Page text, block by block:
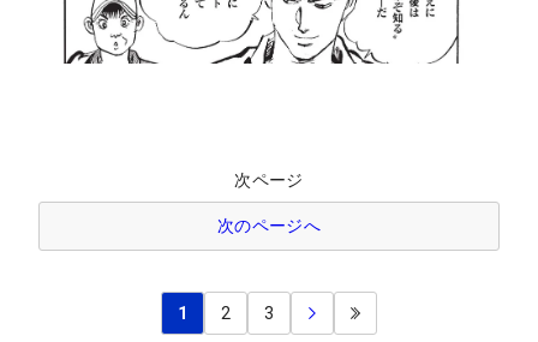
次ページ
次のページへ
1 2 3